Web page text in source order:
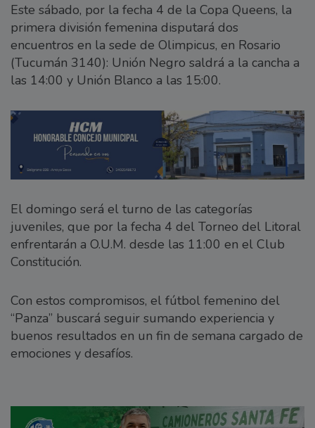
Este sábado, por la fecha 4 de la Copa Queens, la
primera división femenina disputará dos
encuentros en la sede de Olimpicus, en Rosario
(Tucumán 3140): Unión Negro saldrá a la cancha a
las 14:00 y Unión Blanco a las 15:00.
El domingo será el turno de las categorías
juveniles, que por la fecha 4 del Torneo del Litoral
enfrentarán a O.U.M. desde las 11:00 en el Club
Constitución.
Con estos compromisos, el fútbol femenino del
“Panza” buscará seguir sumando experiencia y
buenos resultados en un fin de semana cargado de
emociones y desafíos.